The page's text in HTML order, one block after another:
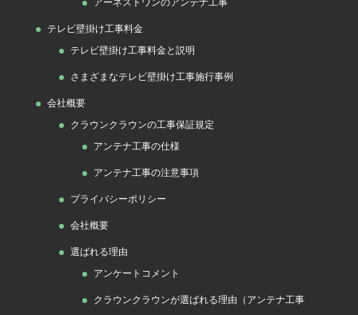
アーネストワンのアンテナ工事
テレビ壁掛け工事料金
テレビ壁掛け工事料金と説明
さまざまなテレビ壁掛け工事施行事例
会社概要
クラウンクラウンの工事保証規定
アンテナ工事の仕様
アンテナ工事の注意事項
プライバシーポリシー
会社概要
選ばれる理由
アンケートコメント
クラウンクラウンが選ばれる理由（アンテナ工事